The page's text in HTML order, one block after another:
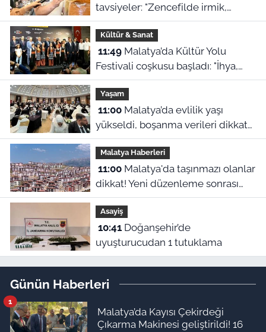
tavsiyeler: "Zencefilde irmik,
kimyonda bulgur var!"
Kültür & Sanat
11:49Malatya’da Kültür Yolu
Festivali coşkusu başladı: "İhya,
inşa ve kültürle normalleşiyoruz"
Yaşam
11:00Malatya’da evlilik yaşı
yükseldi, boşanma verileri dikkat
çekti
Malatya Haberleri
11:00Malatya'da taşınmazı olanlar
dikkat! Yeni düzenleme sonrası
gözler 2027 hesaplamalarına
çevrildi
Asayiş
10:41Doğanşehir’de
uyuşturucudan 1 tutuklama
Günün Haberleri
Malatya’da Kayısı Çekirdeği
Çıkarma Makinesi geliştirildi! 16
1